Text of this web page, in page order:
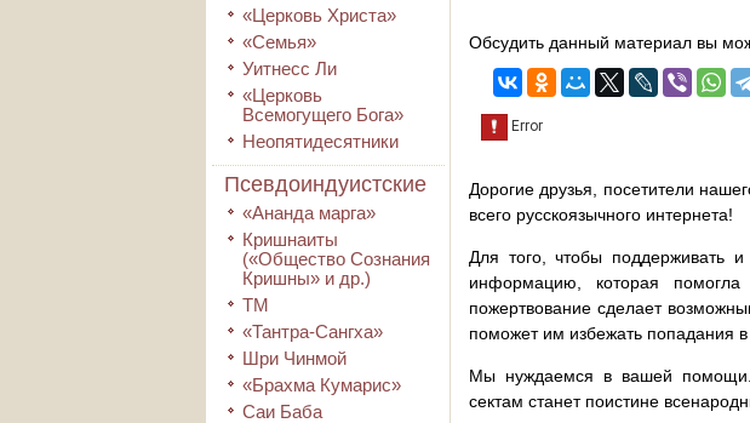
«Церковь Христа»
«Семья»
Уитнесс Ли
«Церковь
Всемогущего Бога»
Неопятидесятники
Псевдоиндуистские
«Ананда марга»
Кришнаиты
(«Общество Сознания
Кришны» и др.)
ТМ
«Тантра-Сангха»
Шри Чинмой
«Брахма Кумарис»
Саи Баба
Обсудить данный материал вы
Дорогие друзья, посетители
всего русскоязычного интернета!
Для того, чтобы поддерживать
информацию, которая
пожертвование сделает
поможет им избежать попадания в
Мы нуждаемся в вашей помощи.
сектам станет поистине